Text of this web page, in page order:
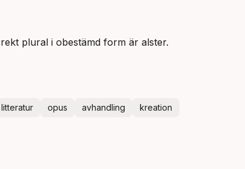
plural i obestämd form är alster.
litteratur opus avhandling kreation